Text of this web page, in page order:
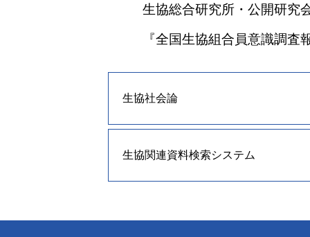
生協総合研究所・公開研究
『全国生協組合員意識調査
生協社会論
生協関連資料検索システム